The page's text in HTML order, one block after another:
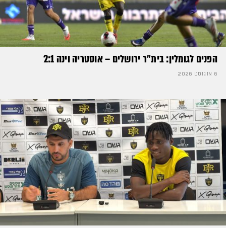
הפנים לגומלין: בית״ר ירושלים – אוסטריה וינה 2:1
6 אוגוסט 2026